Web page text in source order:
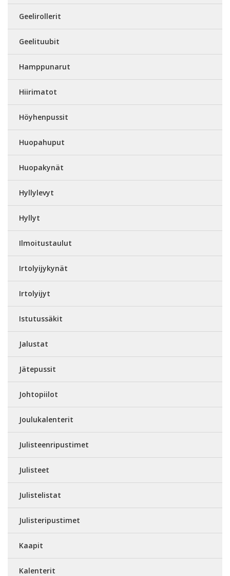
Geelirollerit
Geelituubit
Hamppunarut
Hiirimatot
Höyhenpussit
Huopahuput
Huopakynät
Hyllylevyt
Hyllyt
Ilmoitustaulut
Irtolyijykynät
Irtolyijyt
Istutussäkit
Jalustat
Jätepussit
Johtopiilot
Joulukalenterit
Julisteenripustimet
Julisteet
Julistelistat
Julisteripustimet
Kaapit
Kalenterit